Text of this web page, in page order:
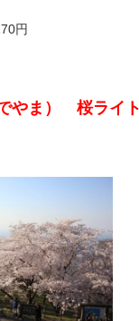
円
やま） 桜ライ